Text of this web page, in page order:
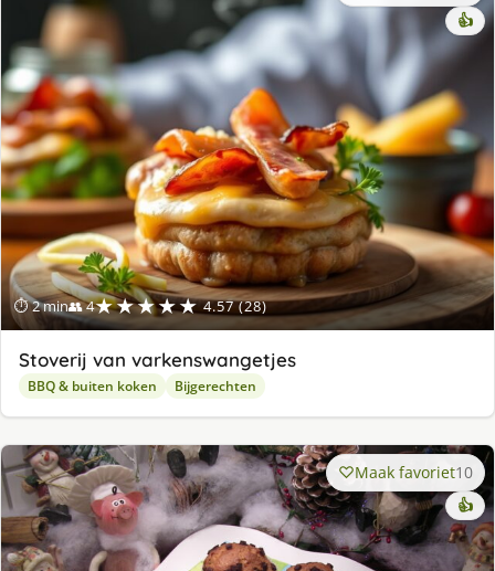
⏱ 2 min👥 4★★★★★ 4.57 (28)
👍
Stoverij van varkenswangetjes
BBQ & buiten koken Bijgerechten
Maak favoriet10
👍